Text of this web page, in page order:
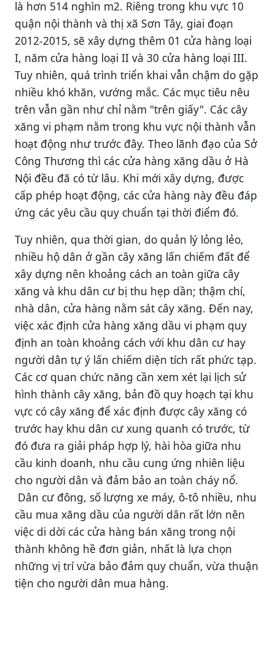
là hơn 514 nghìn m2. Riêng trong khu vực 10
quận nội thành và thị xã Sơn Tây, giai đoạn
2012-2015, sẽ xây dựng thêm 01 cửa hàng loại
I, năm cửa hàng loại II và 30 cửa hàng loại III.
Tuy nhiên, quá trình triển khai vẫn chậm do gặp
nhiều khó khăn, vướng mắc. Các mục tiêu nêu
trên vẫn gần như chỉ nằm "trên giấy". Các cây
xăng vi phạm nằm trong khu vực nội thành vẫn
hoạt động như trước đây. Theo lãnh đạo của Sở
Công Thương thì các cửa hàng xăng dầu ở Hà
Nội đều đã có từ lâu. Khi mới xây dựng, được
cấp phép hoạt động, các cửa hàng này đều đáp
ứng các yêu cầu quy chuẩn tại thời điểm đó.
Tuy nhiên, qua thời gian, do quản lý lỏng lẻo,
nhiều hộ dân ở gần cây xăng lấn chiếm đất để
xây dựng nên khoảng cách an toàn giữa cây
xăng và khu dân cư bị thu hẹp dần; thậm chí,
nhà dân, cửa hàng nằm sát cây xăng. Ðến nay,
việc xác định cửa hàng xăng dầu vi phạm quy
định an toàn khoảng cách với khu dân cư hay
người dân tự ý lấn chiếm diện tích rất phức tạp.
Các cơ quan chức năng cần xem xét lại lịch sử
hình thành cây xăng, bản đồ quy hoạch tại khu
vực có cây xăng để xác định được cây xăng có
trước hay khu dân cư xung quanh có trước, từ
đó đưa ra giải pháp hợp lý, hài hòa giữa nhu
cầu kinh doanh, nhu cầu cung ứng nhiên liệu
cho người dân và đảm bảo an toàn cháy nổ.
Dân cư đông, số lượng xe máy, ô-tô nhiều, nhu
cầu mua xăng dầu của người dân rất lớn nên
việc di dời các cửa hàng bán xăng trong nội
thành không hề đơn giản, nhất là lựa chọn
những vị trí vừa bảo đảm quy chuẩn, vừa thuận
tiện cho người dân mua hàng.